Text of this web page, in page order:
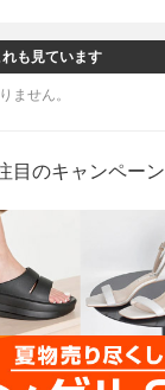
も見ています
ません。
目のキャンペーン